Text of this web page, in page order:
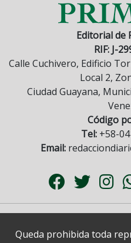
Editorial de
RIF: J-
Calle Cuchivero, Edificio
Local 2,
Ciudad Guayana,
Código
Tel:+58-
Email:
Queda prohibida toda